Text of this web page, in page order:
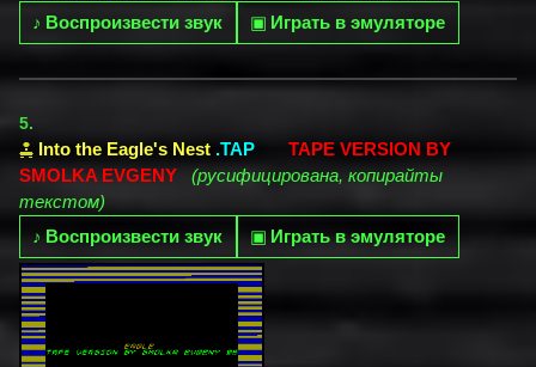
♪ Воспроизвести звук ▣ Играть в эмуляторе
5.
Into the Eagle's Nest .TAP
TAPE VERSION BY
SMOLKA EVGENY
(русифицирована, копирайты
текстом)
♪ Воспроизвести звук ▣ Играть в эмуляторе